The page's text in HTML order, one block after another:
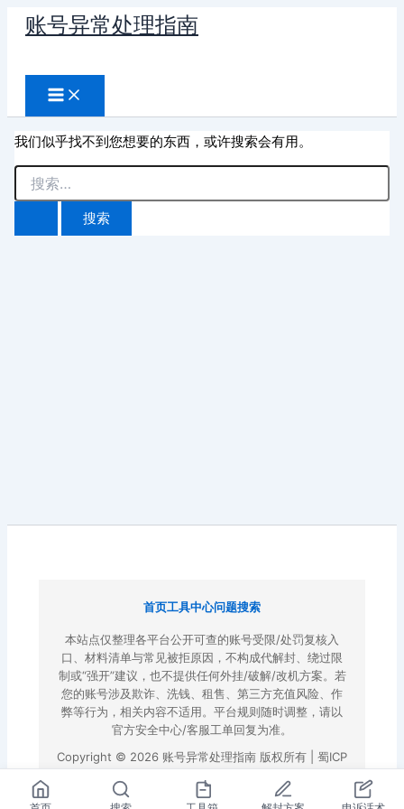
账号异常处理指南
索
我们似乎找不到您想要的东西，或许搜索会有用。
搜
索：
首页工具中心问题搜索
本站点仅整理各平台公开可查的账号受限/处罚复核入
口、材料清单与常见被拒原因，不构成代解封、绕过限
制或“强开”建议，也不提供任何外挂/破解/改机方案。若
您的账号涉及欺诈、洗钱、租售、第三方充值风险、作
弊等行为，相关内容不适用。平台规则随时调整，请以
官方安全中心/客服工单回复为准。
Copyright © 2026 账号异常处理指南 版权所有 | 蜀ICP